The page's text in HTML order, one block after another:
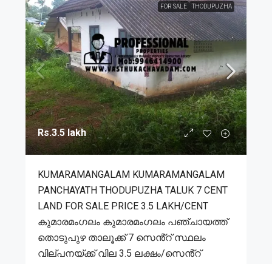
FOR SALE THODUPUZHA
Rs.3.5 lakh
KUMARAMANGALAM KUMARAMANGALAM
PANCHAYATH THODUPUZHA TALUK 7 CENT
LAND FOR SALE PRICE 3.5 LAKH/CENT
കുമാരമംഗലം കുമാരമംഗലം പഞ്ചായത്ത്
തൊടുപുഴ താലൂക്ക് 7 സെൻ്റ് സ്ഥലം
വില്പനയ്ക്ക് വില 3.5 ലക്ഷം/സെൻ്റ്